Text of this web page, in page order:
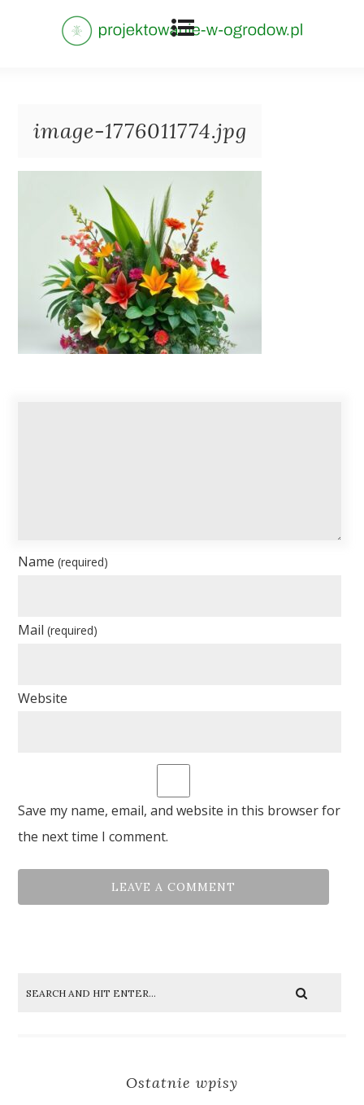
image-1776011774.jpg
Name(required)
Mail(required)
Website
Save my name, email, and website in this browser for
the next time I comment.
Ostatnie wpisy